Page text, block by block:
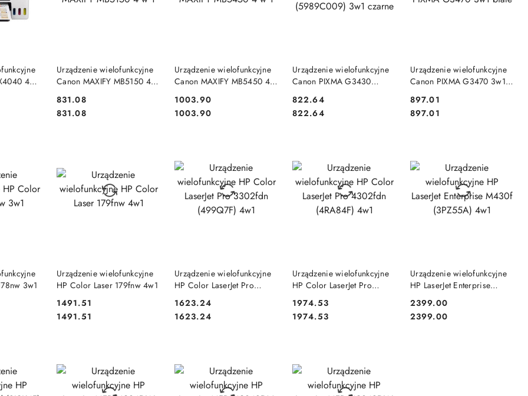
4w1
Urządzenie wielofunkcyjne
Canon MAXIFY MB5150 4 w
Cena:
831.08
Cena:
831.08
DO KOSZYKA
Urządzenie wielofunkcyjne
Canon MAXIFY MB5450 4
Cena:
1003.90
Cena:
1003.90
DO KOSZYKA
Urządzenie wielofunkcyjne
Canon PIXMA G3430
Cena:
822.64
Cena:
822.64
DO KOSZYKA
Urządzenie wielofunkcyjne
Canon PIXMA G3470 3w1
Cena:
897.01
Cena:
897.01
DO KOSZYKA
3w1
Urządzenie wielofunkcyjne
HP Color Laser 179fnw 4w1
Cena:
1491.51
Cena:
1491.51
DO KOSZYKA
Urządzenie wielofunkcyjne
HP Color LaserJet Pro
Cena:
1623.24
Cena:
1623.24
DO KOSZYKA
Urządzenie wielofunkcyjne
HP Color LaserJet Pro
Cena:
1974.53
Cena:
1974.53
DO KOSZYKA
Urządzenie wielofunkcyjne
HP LaserJet Enterprise
Cena:
2399.00
Cena:
2399.00
DO KOSZYKA